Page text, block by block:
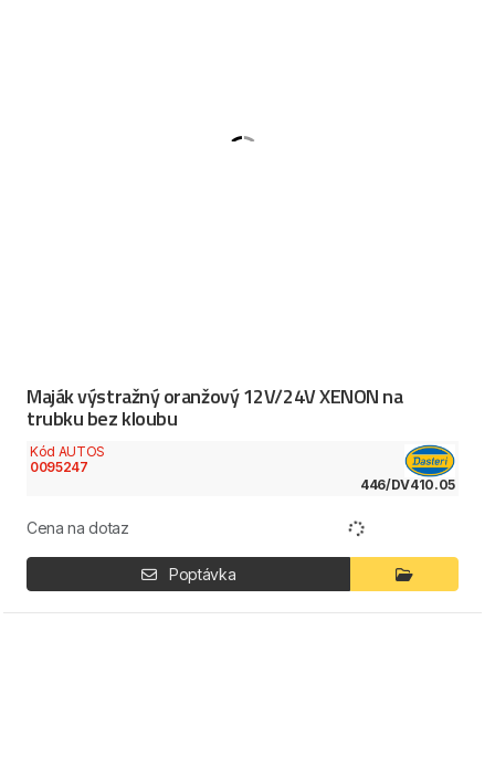
Maják výstražný oranžový 12V/24V XENON na
trubku bez kloubu
Kód AUTOS
0095247
446/DV410.05
Cena na dotaz
Poptávka